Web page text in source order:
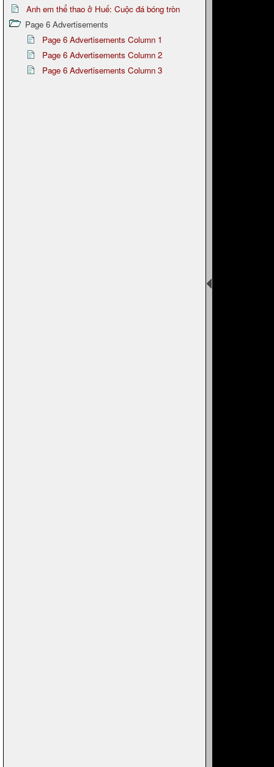
Anh em thể thao ở Huế: Cuộc đá bóng tròn
Page 6 Advertisements
Page 6 Advertisements Column 1
Page 6 Advertisements Column 2
Page 6 Advertisements Column 3